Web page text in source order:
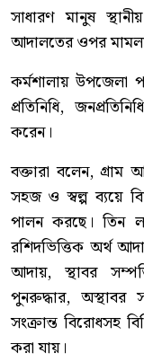
সাধারণ মানুষ
আদালতের ওপর
কর্মশালায় উপজেলা
প্রতিনিধি,
করেন।
বক্তারা বলেন,
সহজ ও স্বল্প ব্যয়ে
পালন করছে। তিন
রশিদভিত্তিক অর্থ
আদায়, স্থাবর
পুনরুদ্ধার, অস্থাবর
সংক্রান্ত বিরোধসহ
করা যায়।